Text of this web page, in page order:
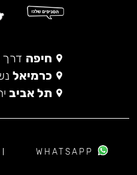
חיפה דרך
כרמיאל
תל אביב
WHATSAPP